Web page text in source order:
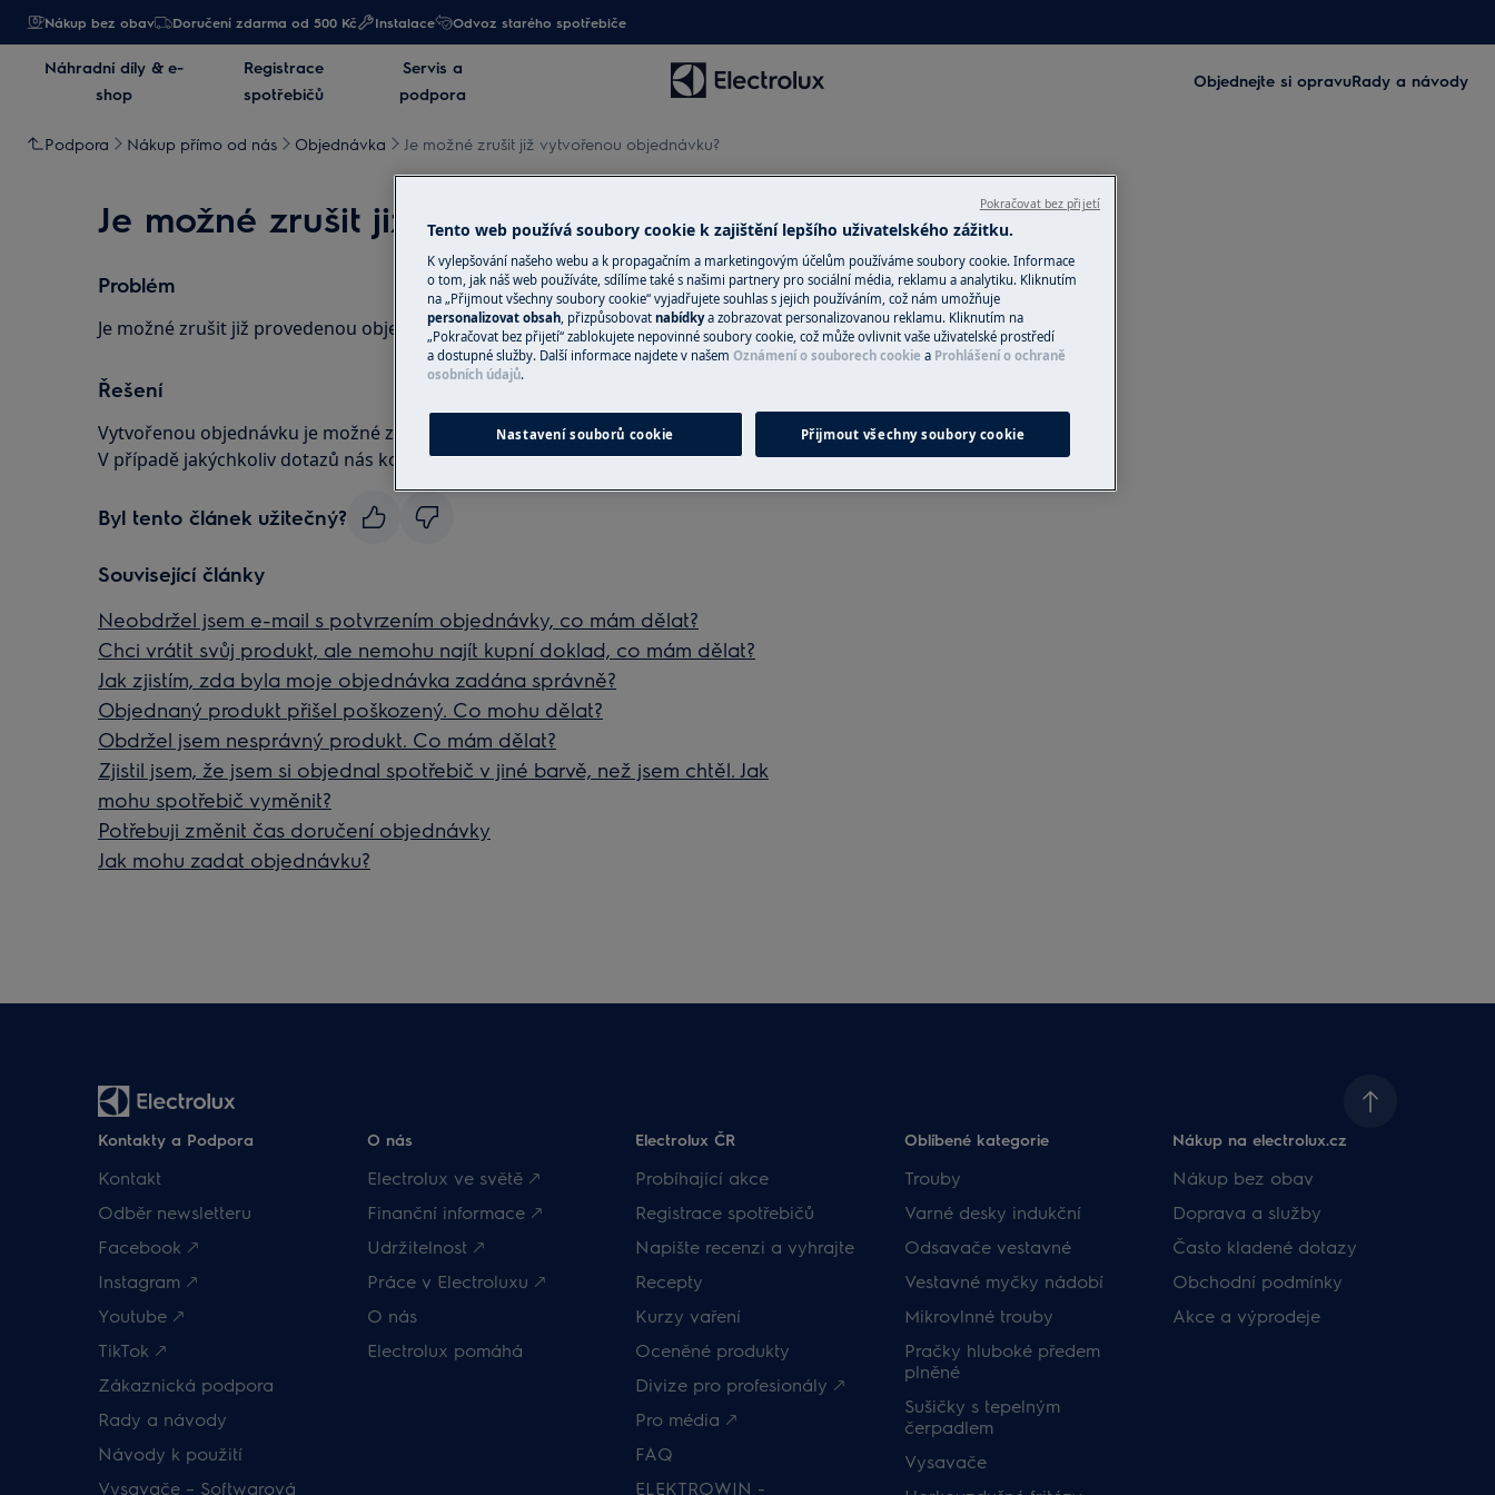
Nákup bez obav Doručení zdarma od 500 Kč Instalace Odvoz starého spotřebiče
Náhradní díly & e-
shop
Registrace
spotřebičů
Servis a
podpora
Objednejte si opravuRady a návody
Podpora Nákup přímo od nás Objednávka Je možné zrušit již vytvořenou objednávku?
Je možné zrušit již vytvořenou objednávku?
Problém
Je možné zrušit již provedenou objednávku?
Řešení
Vytvořenou objednávku je možné zrušit do té doby, než je vyexpedována ze skladu.
V případě jakýchkoliv dotazů nás kontaktujte telefonicky na tel. čísle 261 302 611.
Byl tento článek užitečný?
Související články
Neobdržel jsem e-mail s potvrzením objednávky, co mám dělat?
Chci vrátit svůj produkt, ale nemohu najít kupní doklad, co mám dělat?
Jak zjistím, zda byla moje objednávka zadána správně?
Objednaný produkt přišel poškozený. Co mohu dělat?
Obdržel jsem nesprávný produkt. Co mám dělat?
Zjistil jsem, že jsem si objednal spotřebič v jiné barvě, než jsem chtěl. Jak
mohu spotřebič vyměnit?
Potřebuji změnit čas doručení objednávky
Jak mohu zadat objednávku?
Kontakty a Podpora
Kontakt
Odběr newsletteru
Facebook 🡕
Instagram 🡕
Youtube 🡕
TikTok 🡕
Zákaznická podpora
Rady a návody
Návody k použití
Vysavače – Softwarová
O nás
Electrolux ve světě 🡕
Finanční informace 🡕
Udržitelnost 🡕
Práce v Electroluxu 🡕
O nás
Electrolux pomáhá
Electrolux ČR
Probíhající akce
Registrace spotřebičů
Napište recenzi a vyhrajte
Recepty
Kurzy vaření
Oceněné produkty
Divize pro profesionály 🡕
Pro média 🡕
FAQ
ELEKTROWIN -
Oblíbené kategorie
Trouby
Varné desky indukční
Odsavače vestavné
Vestavné myčky nádobí
Mikrovlnné trouby
Pračky hluboké předem
plněné
Sušičky s tepelným
čerpadlem
Vysavače
Nákup na electrolux.cz
Nákup bez obav
Doprava a služby
Často kladené dotazy
Obchodní podmínky
Akce a výprodeje
Tento web používá soubory cookie k zajištění lepšího uživatelského zážitku.
K vylepšování našeho webu a k propagačním a marketingovým účelům používáme soubory cookie. Informace
o tom, jak náš web používáte, sdílíme také s našimi partnery pro sociální média, reklamu a analytiku. Kliknutím
na „Přijmout všechny soubory cookie“ vyjadřujete souhlas s jejich používáním, což nám umožňuje
personalizovat obsah, přizpůsobovat nabídkya zobrazovat personalizovanou reklamu. Kliknutím na
„Pokračovat bez přijetí“ zablokujete nepovinné soubory cookie, což může ovlivnit vaše uživatelské prostředí
a dostupné služby. Další informace najdete v našem Oznámení o souborech cookie a Prohlášení o ochraně
osobních údajů.
Nastavení souborů cookie Přijmout všechny soubory cookie
Pokračovat bez přijetí